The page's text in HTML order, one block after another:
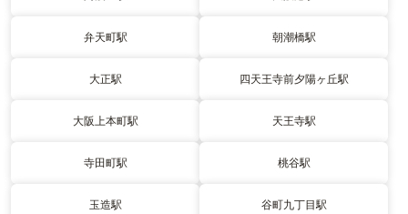
弁天町駅 朝潮橋駅
大正駅 四天王寺前夕陽ヶ丘駅
大阪上本町駅 天王寺駅
寺田町駅 桃谷駅
玉造駅 谷町九丁目駅